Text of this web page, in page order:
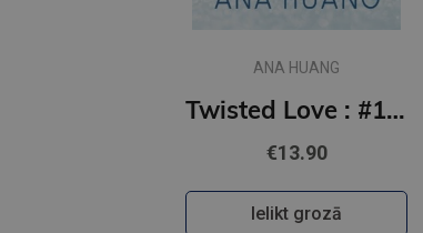
ANA HUANG
Twisted Love : #1 Twisted series - the TikTok sensation! Fall into a world of addictive romance...
€13.90
Ielikt grozā